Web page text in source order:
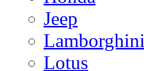
Jeep
Lamborghini
Lotus